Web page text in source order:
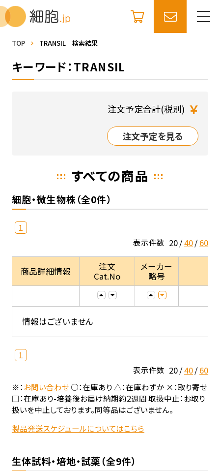
TOP TRANSIL 検索結果
キーワード：TRANSIL
注文予定合計(税別) ￥
注文予定を見る
すべての商品
細胞・微生物株（全0件）
1
表示件数 20 40 60
商品詳細情報
注文
Cat.No
メーカー
略号
情報はございません
1
表示件数 20 40 60
※：お問い合わせ○：在庫あり △：在庫わずか ×：取り寄せ
□：在庫あり-培養後お届け納期約2週間 取扱中止：お取り
扱いを中止しております。同等品はございません。
製品発送スケジュールについてはこちら
生体試料・培地・試薬（全9件）